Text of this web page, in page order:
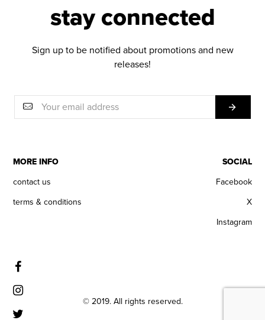
stay connected
Sign up to be notified about promotions and new
releases!
MORE INFO
contact us
terms & conditions
SOCIAL
Facebook
X
Instagram
© 2019. All rights reserved.